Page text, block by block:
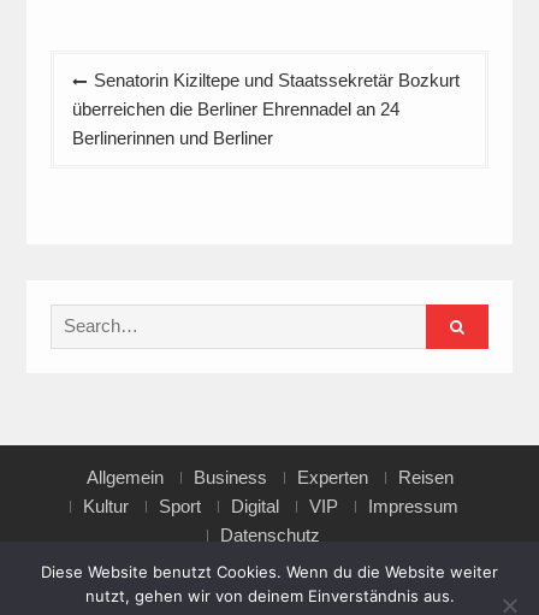
Beitragsnavigation
Senatorin Kiziltepe und Staatssekretär Bozkurt
überreichen die Berliner Ehrennadel an 24
Berlinerinnen und Berliner
Search
for:
Allgemein Business Experten
Reisen
Kultur
Sport Digital VIP
Impressum
Datenschutz
Copyright © All rights reserved.
Diese Website benutzt Cookies. Wenn du die Website weiter
nutzt, gehen wir von deinem Einverständnis aus.